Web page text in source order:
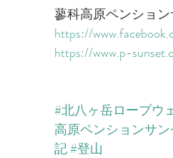
蓼科高原ペンショ
​https://
​https://www.p-
#北八ヶ岳ロープウ
高原ペンションサ
記#登山